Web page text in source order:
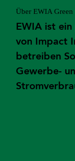
Über EWIA
EWIA ist
von Impact
betreiben
Gewerbe-